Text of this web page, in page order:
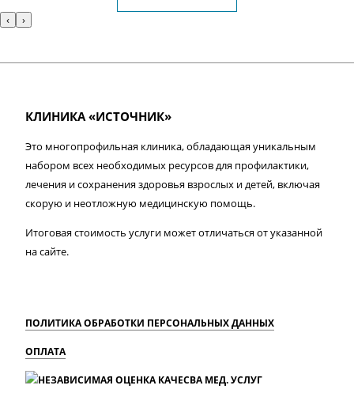
‹ ›
КЛИНИКА «ИСТОЧНИК»
Это многопрофильная клиника, обладающая уникальным
набором всех необходимых ресурсов для профилактики,
лечения и сохранения здоровья взрослых и детей, включая
скорую и неотложную медицинскую помощь.
Итоговая стоимость услуги может отличаться от указанной
на сайте.
ПОЛИТИКА ОБРАБОТКИ ПЕРСОНАЛЬНЫХ ДАННЫХ
ОПЛАТА